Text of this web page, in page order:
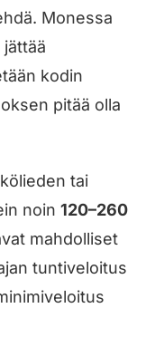
Monessa
kodin
pitää olla
tai
noin 120–260
mahdolliset
tuntiveloitus